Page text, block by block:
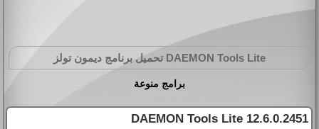
DAEMON Tools Lite تحميل برنامج ديمون تولز
برامج منوعة
DAEMON Tools Lite 12.6.0.2451